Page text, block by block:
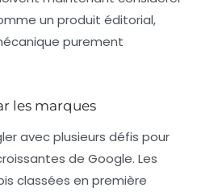
un produit éditorial,
purement
les marques
avec plusieurs défis pour
de Google. Les
classées en première